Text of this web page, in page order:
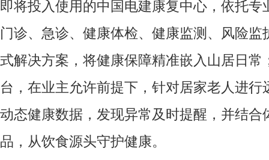
即将投入使用的中国电建康复中心，依托专
门诊、急诊、健康体检、健康监测、风险
式解决方案，将健康保障精准嵌入山居日常
台，在业主允许前提下，针对居家老人进行
动态健康数据，发现异常及时提醒，并结合
品，从饮食源头守护健康。